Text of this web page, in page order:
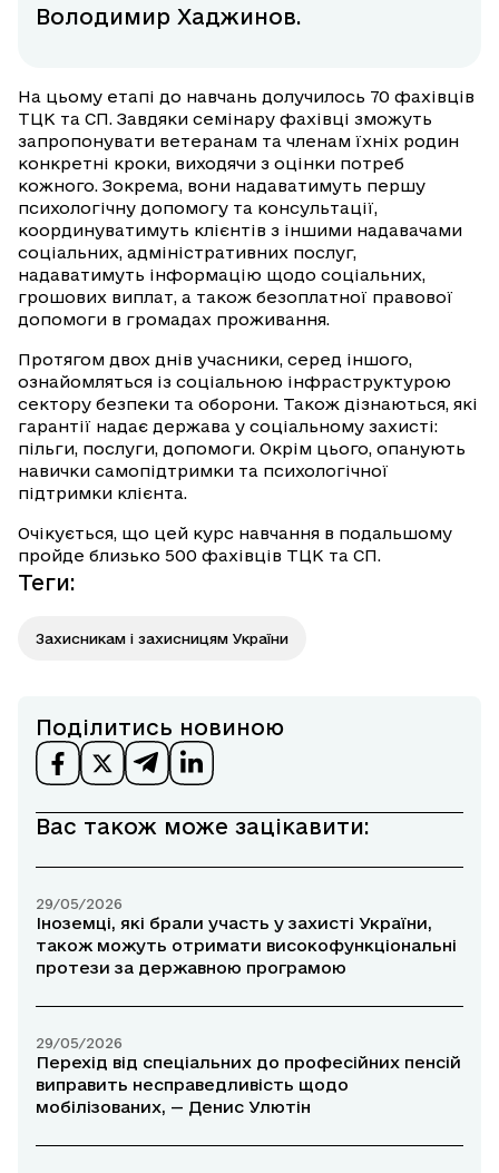
Володимир Хаджинов.
На цьому етапі до навчань долучилось 70 фахівців
ТЦК та СП. Завдяки семінару фахівці зможуть
запропонувати ветеранам та членам їхніх родин
конкретні кроки, виходячи з оцінки потреб
кожного. Зокрема, вони надаватимуть першу
психологічну допомогу та консультації,
координуватимуть клієнтів з іншими надавачами
соціальних, адміністративних послуг,
надаватимуть інформацію щодо соціальних,
грошових виплат, а також безоплатної правової
допомоги в громадах проживання.
Протягом двох днів учасники, серед іншого,
ознайомляться із соціальною інфраструктурою
сектору безпеки та оборони. Також дізнаються, які
гарантії надає держава у соціальному захисті:
пільги, послуги, допомоги. Окрім цього, опанують
навички самопідтримки та психологічної
підтримки клієнта.
Очікується, що цей курс навчання в подальшому
пройде близько 500 фахівців ТЦК та СП.
Теги:
Захисникам і захисницям України
Поділитись новиною
Вас також може зацікавити:
29/05/2026
Іноземці, які брали участь у захисті України,
також можуть отримати високофункціональні
протези за державною програмою
29/05/2026
Перехід від спеціальних до професійних пенсій
виправить несправедливість щодо
мобілізованих, — Денис Улютін